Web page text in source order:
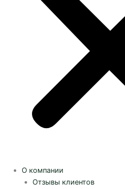
О компании
Отзывы клиентов